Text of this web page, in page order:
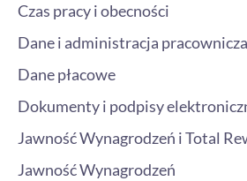
Czas pracy i obecności
Dane i administracja pracownicza
Dane płacowe
Dokumenty i podpisy
Jawność Wynagrodzeń i Total
Jawność Wynagrodzeń